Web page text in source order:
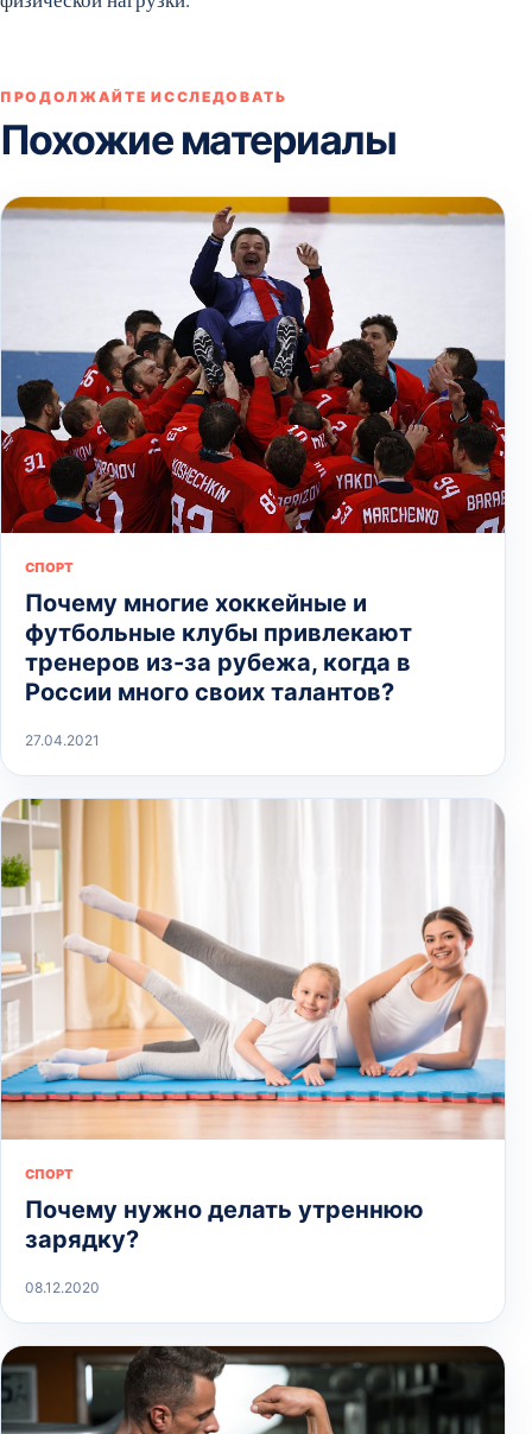
ПРОДОЛЖАЙТЕ ИССЛЕДОВАТЬ
Похожие материалы
СПОРТ
Почему многие хоккейные и
футбольные клубы привлекают
тренеров из-за рубежа, когда в
России много своих талантов?
27.04.2021
СПОРТ
Почему нужно делать утреннюю
зарядку?
08.12.2020